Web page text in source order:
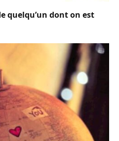
quelqu’un dont on est